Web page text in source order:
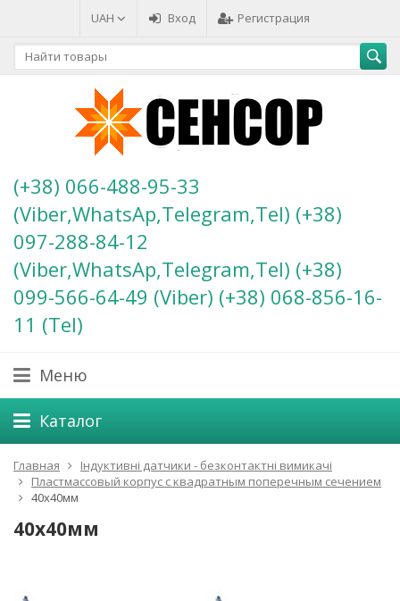
UAH Вход Регистрация
(+38) 066-488-95-33
(Viber,WhatsAp,Telegram,Tel) (+38)
097-288-84-12
(Viber,WhatsAp,Telegram,Tel) (+38)
099-566-64-49 (Viber) (+38) 068-856-16-
11 (Теl)
Меню
Каталог
Главная
Індуктивні датчики - безконтактні вимикачі
Пластмассовый корпус с квадратным поперечным сечением
40х40мм
40х40мм